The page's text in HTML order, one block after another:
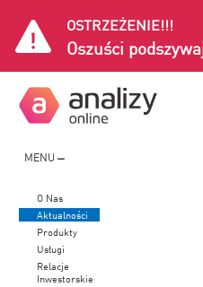
OSTRZEŻENIE!!!
Oszuści
MENU
O Nas
Aktualności
Produkty
Usługi
Relacje
Inwestorskie